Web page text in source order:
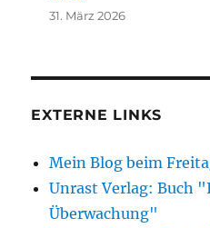
31. März 2026
EXTERNE LINKS
Mein Blog beim
Unrast Verlag: Buch
Überwachung"